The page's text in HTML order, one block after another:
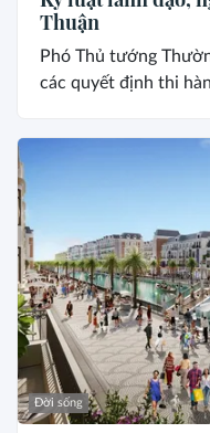
Thuận
Phó Thủ tướng
các quyết định thi
Đời sống